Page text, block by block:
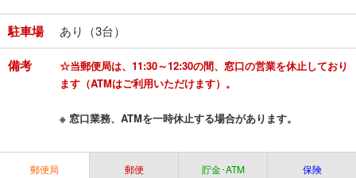
駐車場 あり（3台）
備考
☆当郵便局は、11:30～12:30の間、窓口の営業を休止しており
ます（ATMはご利用いただけます）。
※ 窓口業務、ATMを一時休止する場合があります。
郵便局 郵便 貯金･ATM 保険